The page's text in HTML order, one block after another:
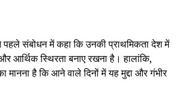
पहले संबोधन में कहा कि उनकी प्राथमिकता देश में
आर्थिक स्थिरता बनाए रखना है। हालांकि,
मानना है कि आने वाले दिनों में यह मुद्दा और गंभीर